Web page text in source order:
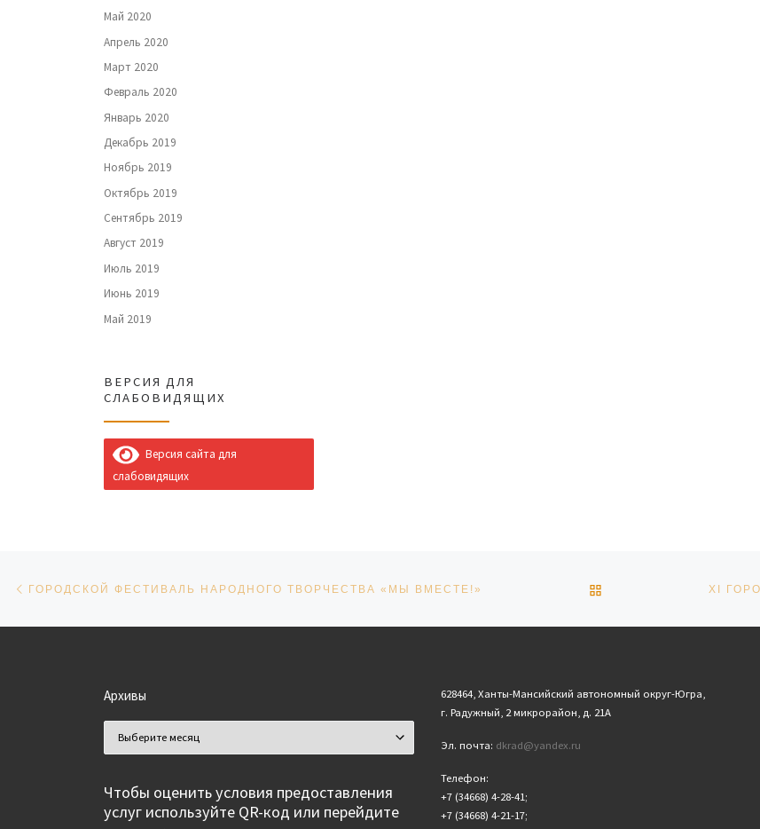
Май 2020
Апрель 2020
Март 2020
Февраль 2020
Январь 2020
Декабрь 2019
Ноябрь 2019
Октябрь 2019
Сентябрь 2019
Август 2019
Июль 2019
Июнь 2019
Май 2019
ВЕРСИЯ ДЛЯ
СЛАБОВИДЯЩИХ
Версия сайта для
слабовидящих
Навигация по записям
ГОРОДСКОЙ ФЕСТИВАЛЬ НАРОДНОГО ТВОРЧЕСТВА «МЫ ВМЕСТЕ!» ОБРАТНО К СПИСКУ
Архивы
Чтобы оценить условия предоставления
услуг используйте QR-код или перейдите
628464, Ханты-Мансийский автономный округ-Югра,
г. Радужный, 2 микрорайон, д. 21А
Эл. почта: dkrad@yandex.ru
Телефон:
+7 (34668) 4-28-41;
+7 (34668) 4-21-17;